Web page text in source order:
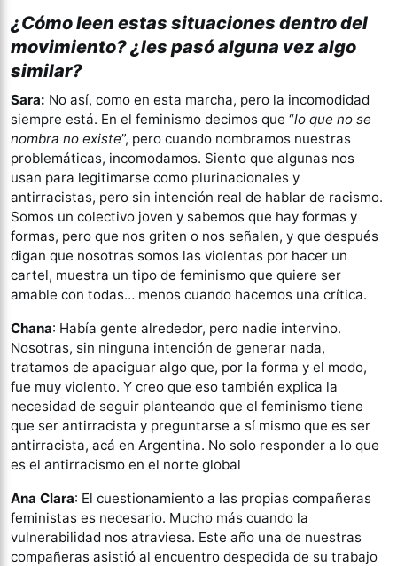
¿Cómo leen estas situaciones dentro del
movimiento? ¿les pasó alguna vez algo
similar?
Sara: No así, como en esta marcha, pero la incomodidad
siempre está. En el feminismo decimos que “lo que no se
nombra no existe”, pero cuando nombramos nuestras
problemáticas, incomodamos. Siento que algunas nos
usan para legitimarse como plurinacionales y
antirracistas, pero sin intención real de hablar de racismo.
Somos un colectivo joven y sabemos que hay formas y
formas, pero que nos griten o nos señalen, y que después
digan que nosotras somos las violentas por hacer un
cartel, muestra un tipo de feminismo que quiere ser
amable con todas… menos cuando hacemos una crítica.
Chana: Había gente alrededor, pero nadie intervino.
Nosotras, sin ninguna intención de generar nada,
tratamos de apaciguar algo que, por la forma y el modo,
fue muy violento. Y creo que eso también explica la
necesidad de seguir planteando que el feminismo tiene
que ser antirracista y preguntarse a sí mismo que es ser
antirracista, acá en Argentina. No solo responder a lo que
es el antirracismo en el norte global
Ana Clara: El cuestionamiento a las propias compañeras
feministas es necesario. Mucho más cuando la
vulnerabilidad nos atraviesa. Este año una de nuestras
compañeras asistió al encuentro despedida de su trabajo